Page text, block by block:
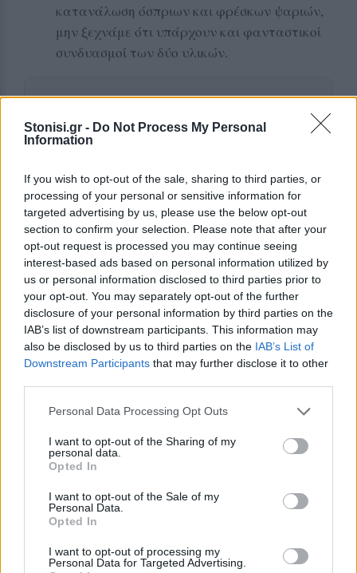
Stonisi.gr - Do Not Process My Personal
Information
If you wish to opt-out of the sale, sharing to third parties, or
processing of your personal or sensitive information for
targeted advertising by us, please use the below opt-out
section to confirm your selection. Please note that after your
opt-out request is processed you may continue seeing
interest-based ads based on personal information utilized by
us or personal information disclosed to third parties prior to
your opt-out. You may separately opt-out of the further
disclosure of your personal information by third parties on the
IAB’s list of downstream participants. This information may
also be disclosed by us to third parties on the IAB’s List of
Downstream Participants that may further disclose it to other
Personal Data Processing Opt Outs
I want to opt-out of the Sharing of my
personal data.
Opted In
I want to opt-out of the Sale of my
Personal Data.
Opted In
I want to opt-out of processing my
Personal Data for Targeted Advertising.
κατανάλωση όσπριων και φρέσκων ψαριών,
μην ξεχνάμε ότι υπάρχουν και φανταστικοί
συνδυασμοί των δύο υλικών.
Δείτε περισσότερα άρθρα μας στα αποτελέσματα
ΣΤΗΝ ΙΔΙΑ ΚΑΤΗΓΟΡΙΑ
ΔΡΑΣΕΙΣ
Τα παιδιά ανακαλύπτουν το
Απολιθωμένο Δάσος μέσα από
ένα νέο παιχνίδι
Διαδραστική εκπαιδευτική δράση
στο Μουσείο του Σιγρίου, με
αναμνηστικά για όλους και ετήσια
κάρτα ελεύθερης εισόδου για τον
νικητή
Κάλεσμα για συγκέντρωση υπέρ
ανειδίκευτους γιατρούς της
Λέσβου
7.30 το απόγευμα, έξω από το
κεντρικό κτήριο της Περιφέρειας
Βορείου Αιγαίου στη Μυτιλήνη η
κινητοποίηση
ΔΡΑΣΕΙΣ